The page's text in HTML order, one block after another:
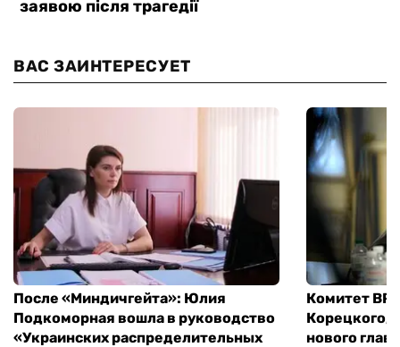
ВАС ЗАИНТЕРЕСУЕТ
После «Миндичгейта»: Юлия
Подкоморная вошла в руководство
«Украинских распределительных
Комитет ВР
Корецкого,
нового